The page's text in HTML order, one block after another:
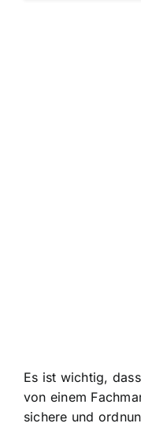
Es ist wichtig,
von einem
sichere und